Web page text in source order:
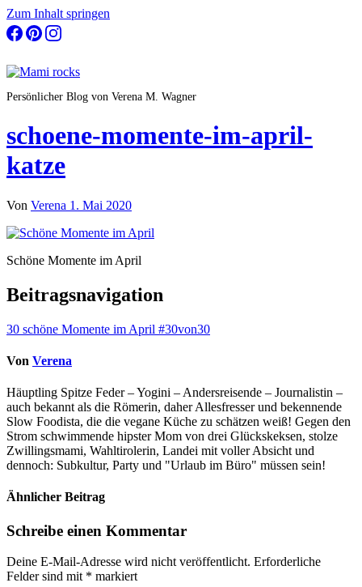
Zum Inhalt springen
Persönlicher Blog von Verena M. Wagner
schoene-momente-im-april-
katze
Von Verena 1. Mai 2020
Schöne Momente im April
Beitragsnavigation
30 schöne Momente im April #30von30
Von Verena
Häuptling Spitze Feder – Yogini – Andersreisende – Journalistin –
auch bekannt als die Römerin, daher Allesfresser und bekennende
Slow Foodista, die die vegane Küche zu schätzen weiß! Gegen den
Strom schwimmende hipster Mom von drei Glückskeksen, stolze
Zwillingsmami, Wahltirolerin, Landei mit voller Absicht und
dennoch: Subkultur, Party und "Urlaub im Büro" müssen sein!
Ähnlicher Beitrag
Schreibe einen Kommentar
Deine E-Mail-Adresse wird nicht veröffentlicht. Erforderliche
Felder sind mit * markiert